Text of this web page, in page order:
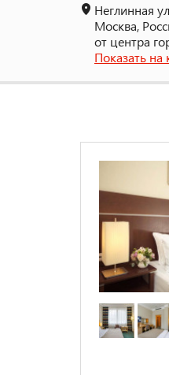
Неглинная
Москва,
от центра
Показать на